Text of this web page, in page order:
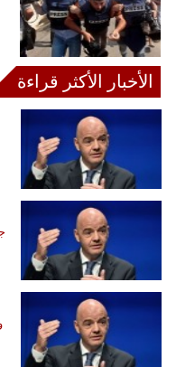
الأخبار الأكثر قراءة